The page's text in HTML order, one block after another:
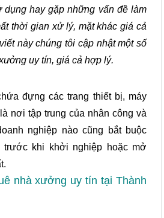
dụng hay gặp những vấn đề làm
thời gian xử lý, mặt khác giá cả
này chúng tôi cập nhật một số
uy tín, giá cả hợp lý.
đựng các trang thiết bị, máy
nơi tập trung của nhân công và
nghiệp nào cũng bắt buộc
khi khởi nghiệp hoặc mở
nhà xưởng uy tín tại Thành